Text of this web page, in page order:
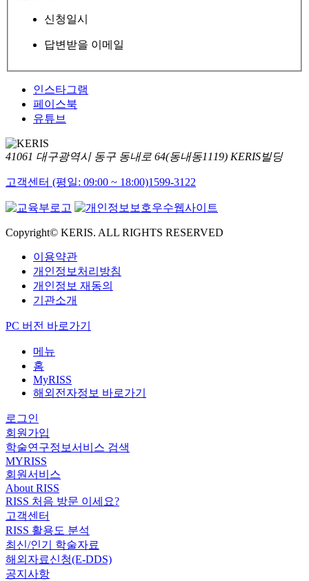
신청일시
답변받을 이메일
인스타그램
페이스북
유튜브
41061 대구광역시 동구 동내로 64(동내동1119) KERIS빌딩
고객센터 (평일: 09:00 ~ 18:00)1599-3122
Copyright© KERIS. ALL RIGHTS RESERVED
이용약관
개인정보처리방침
개인정보 재동의
기관소개
PC 버전 바로가기
메뉴
홈
MyRISS
해외전자정보 바로가기
로그인
회원가입
학술연구정보서비스 검색
MYRISS
회원서비스
About RISS
RISS 처음 방문 이세요?
고객센터
RISS 활용도 분석
최신/인기 학술자료
해외자료신청(E-DDS)
공지사항